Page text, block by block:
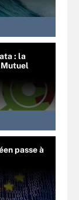
: la
passe à